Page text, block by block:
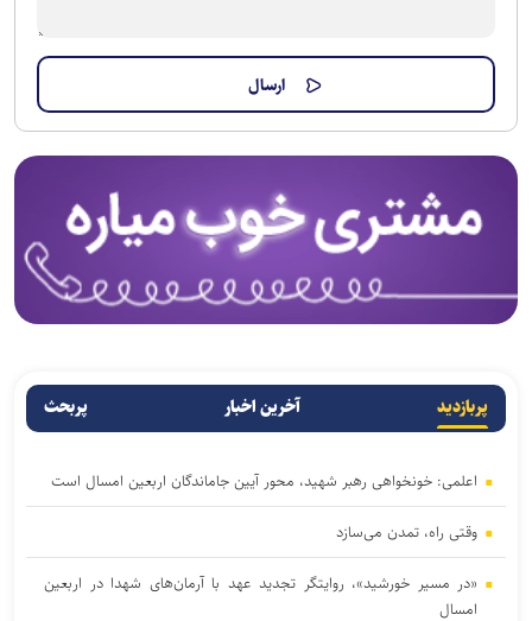
پربازدید آخرین اخبار پربحث
اعلمی: خونخواهی رهبر شهید، محور آیین جاماندگان اربعین امسال است
وقتی راه، تمدن می‌سازد
«در مسیر خورشید»، روایتگر تجدید عهد با آرمان‌های شهدا در اربعین
امسال